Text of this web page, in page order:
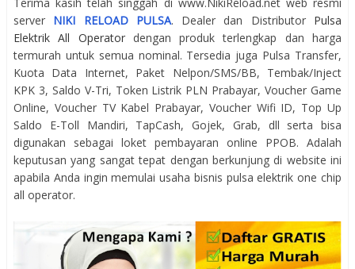
server NIKI RELOAD PULSA. Dealer dan Distributor Pulsa
Elektrik All Operatordengan produk terlengkap dan harga
termurah untuk semua nominal. Tersedia juga Pulsa Transfer,
Kuota Data Internet, Paket Nelpon/SMS/BB, Tembak/Inject
KPK 3, Saldo V-Tri, Token Listrik PLN Prabayar, Voucher Game
Online, Voucher TV Kabel Prabayar, Voucher Wifi ID, Top Up
Saldo E-Toll Mandiri, TapCash, Gojek, Grab, dll serta bisa
digunakan sebagai loket pembayaran online PPOB. Adalah
keputusan yang sangat tepat dengan berkunjung di website ini
apabila Anda ingin memulai usaha bisnis pulsa elektrik one chip
all operator.